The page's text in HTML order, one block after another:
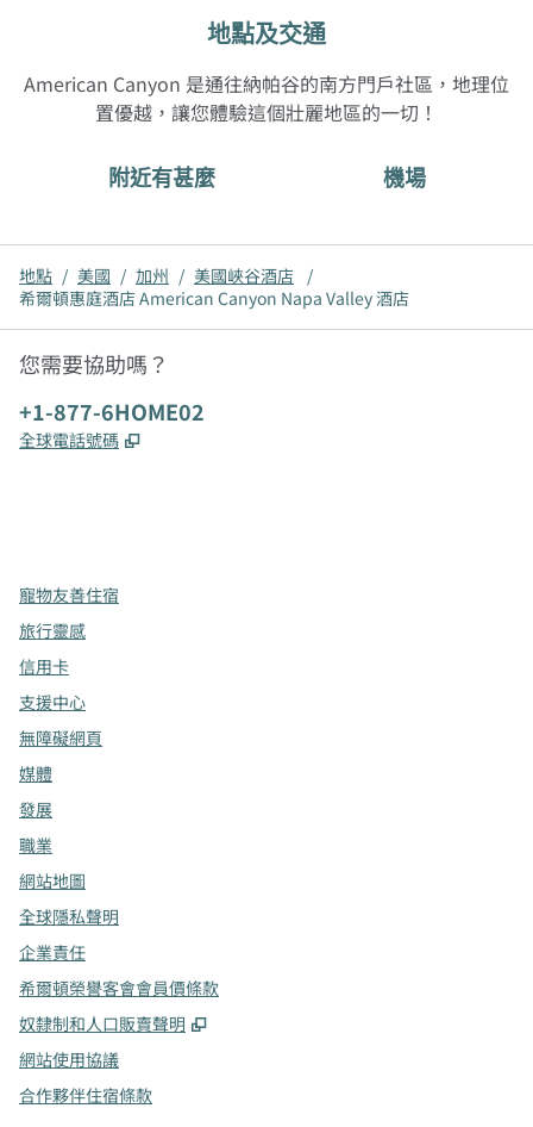
地點及交通
American Canyon 是通往納帕谷的南方門戶社區，地理位
置優越，讓您體驗這個壯麗地區的一切！
附近有甚麼 機場
地點 / 美國 / 加州 / 美國峽谷酒店 /
希爾頓惠庭酒店 American Canyon Napa Valley 酒店
您需要協助嗎？
電話：
+1-877-6HOME02
全球電話號碼 ,
寵物友善住宿
旅行靈感
信用卡
支援中心
無障礙網頁
媒體
發展
職業
網站地圖
全球隱私聲明
企業責任
希爾頓榮譽客會會員價條款
奴隸制和人口販賣聲明
,
網站使用協議
合作夥伴住宿條款